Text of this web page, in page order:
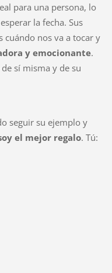
para una persona, lo
la fecha. Sus
cuándo nos va a tocar y
y emocionante.
sí misma y de su
seguir su ejemplo y
el mejor regalo. Tú: